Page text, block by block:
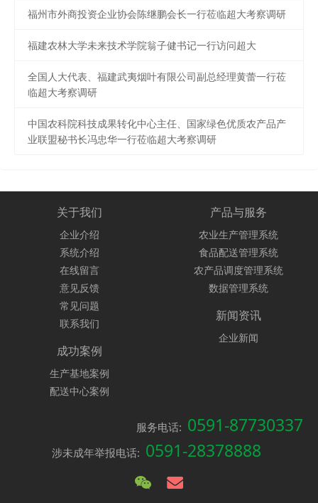
福州市外商投资企业协会陈继鹏会长一行莅临超大考察调研
福建农林大学未来技术学院翁子健书记一行访问超大
全国人大代表、福建武夷烟叶有限公司副总经理黄蕾一行莅
临超大考察调研
中国农科院科技成果转化中心主任、国家绿色优质农产品产
业联盟秘书长冯忠华一行莅临超大考察调研
关于我们
企业介绍
系统介绍
在线留言
意见反馈
常见问题
联系我们
产品与服务
农业生产管理系统
食品配送管理系统
农产品调度管理系统
数据管理系统
新闻资讯
企业新闻
成功案例
生产基地案例
配送中心案例
服务电话: 0591-87730337
涉未成年举报电话: 0591-28378888